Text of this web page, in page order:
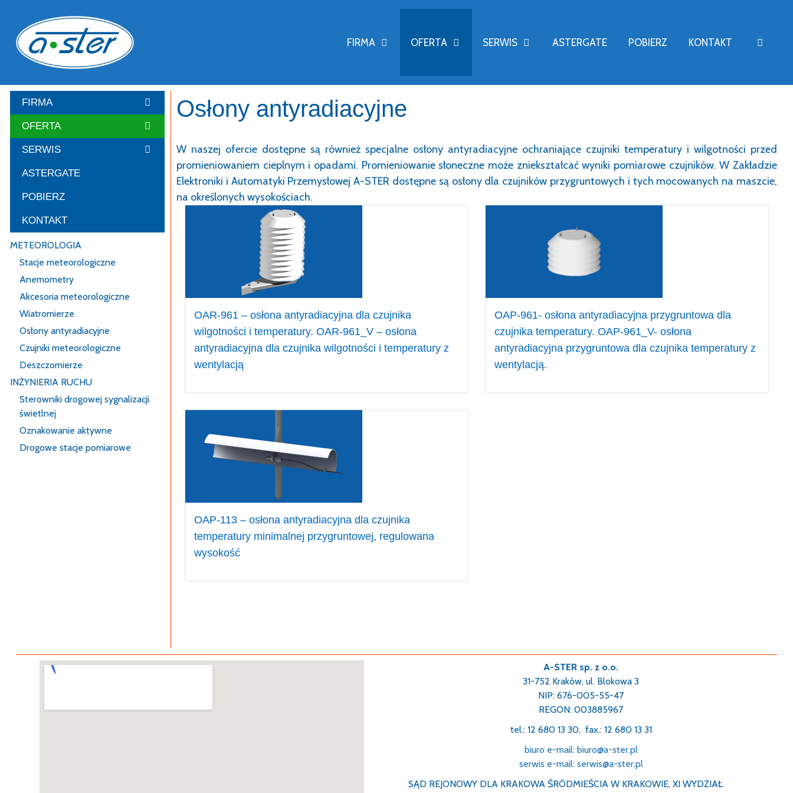
treści
FIRMA OFERTA SERWIS ASTERGATE POBIERZ KONTAKT
Osłony antyradiacyjne
W naszej ofercie dostępne są również specjalne osłony antyradiacyjne ochraniające czujniki temperatury i wilgotności przed
promieniowaniem cieplnym i opadami. Promieniowanie słoneczne może zniekształcać wyniki pomiarowe czujników. W Zakładzie
Elektroniki i Automatyki Przemysłowej A-STER dostępne są osłony dla czujników przygruntowych i tych mocowanych na maszcie,
na określonych wysokościach.
OAR-961 – osłona antyradiacyjna dla czujnika
wilgotności i temperatury. OAR-961_V – osłona
antyradiacyjna dla czujnika wilgotności i temperatury z
wentylacją
OAP-961- osłona antyradiacyjna przygruntowa dla
czujnika temperatury. OAP-961_V- osłona
antyradiacyjna przygruntowa dla czujnika temperatury z
wentylacją.
OAP-113 – osłona antyradiacyjna dla czujnika
temperatury minimalnej przygruntowej, regulowana
wysokość
FIRMA
OFERTA
SERWIS
ASTERGATE
POBIERZ
KONTAKT
METEOROLOGIA
Stacje meteorologiczne
Anemometry
Akcesoria meteorologiczne
Wiatromierze
Osłony antyradiacyjne
Czujniki meteorologiczne
Deszczomierze
INŻYNIERIA RUCHU
Sterowniki drogowej sygnalizacji
świetlnej
Oznakowanie aktywne
Drogowe stacje pomiarowe
A-STER sp. z o.o.
31-752 Kraków, ul. Blokowa 3
NIP: 676-005-55-47
REGON: 003885967
tel.: 12 680 13 30, fax.: 12 680 13 31
biuro e-mail: biuro@a-ster.pl
serwis e-mail: serwis@a-ster.pl
SĄD REJONOWY DLA KRAKOWA ŚRÓDMIEŚCIA W KRAKOWIE, XI WYDZIAŁ